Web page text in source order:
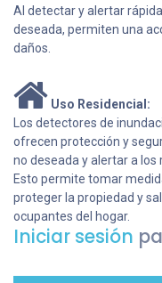
Al detectar y alertar
deseada, permiten una
daños.
Uso Residencial:
Los detectores de
ofrecen protección y
no deseada y alertar a
Esto permite tomar
proteger la propiedad y
ocupantes del hogar.
Iniciar sesión